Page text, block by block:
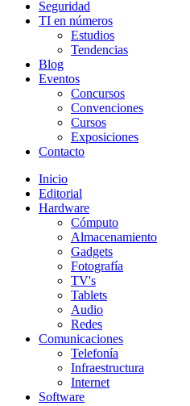
Seguridad
TI en números
Estudios
Tendencias
Blog
Eventos
Concursos
Convenciones
Cursos
Exposiciones
Contacto
Inicio
Editorial
Hardware
Cómputo
Almacenamiento
Gadgets
Fotografía
TV's
Tablets
Audio
Redes
Comunicaciones
Telefonía
Infraestructura
Internet
Software